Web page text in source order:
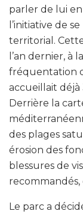
parler de lui
l’initiative de
territorial.
l’an dernier, à
fréquentation
accueillait déjà
Derrière la
des plages
érosion des
blessures de
recommandés,
Le parc a